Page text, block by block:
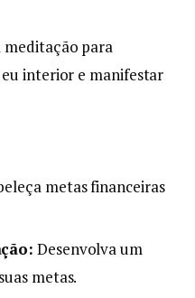
meditação para
interior e manifestar
metas financeiras
Desenvolva um
metas.